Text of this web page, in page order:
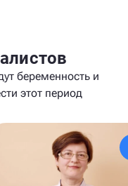
беременность и
этот период